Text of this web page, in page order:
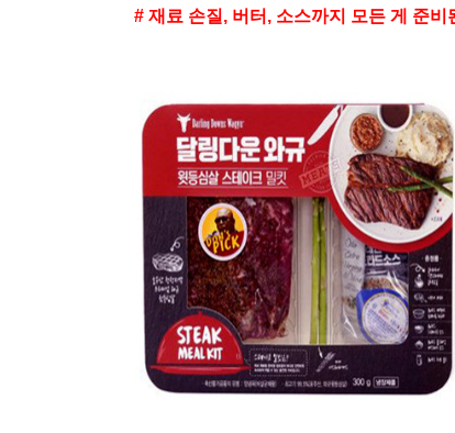
# 재료 손질, 버터, 소스까지 모든 게 준